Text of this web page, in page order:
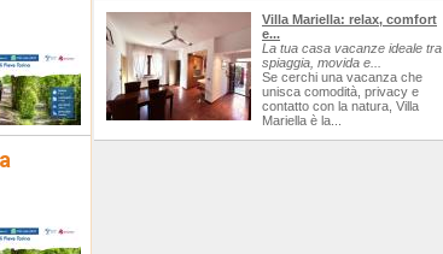
Villa Mariella: relax, comfort
e...
La tua casa vacanze ideale tra
spiaggia, movida e...
Se cerchi una vacanza che
unisca comodità, privacy e
contatto con la natura, Villa
Mariella è la...